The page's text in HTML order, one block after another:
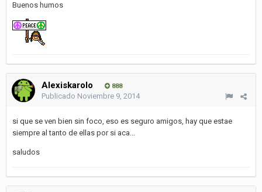
Buenos humos
Alexiskarolo 888
Publicado Noviembre 9, 2014
si que se ven bien sin foco, eso es seguro amigos, hay que estae
siempre al tanto de ellas por si aca...
saludos